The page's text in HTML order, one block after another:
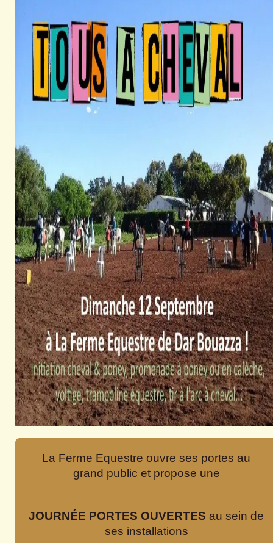
La Ferme Equestre ouvre ses portes au
grand public et propose une
JOURNÉE PORTES OUVERTES au sein de
ses installations